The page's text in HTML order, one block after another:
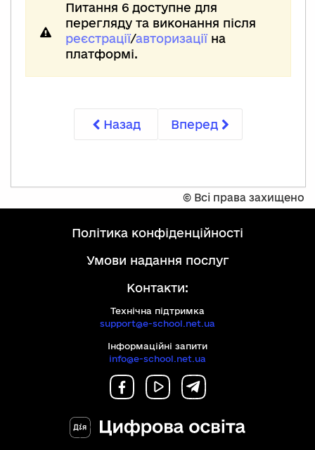
Питання 6 доступне для
перегляду та виконання після
реєстрації/авторизаціїна
платформі.
Назад Вперед
© Всі права захищено
політика конфіденційності
умови надання послуг
Контакти:
Технічна підтримка
support@e-school.net.ua
Інформаційні запити
info@e-school.net.ua